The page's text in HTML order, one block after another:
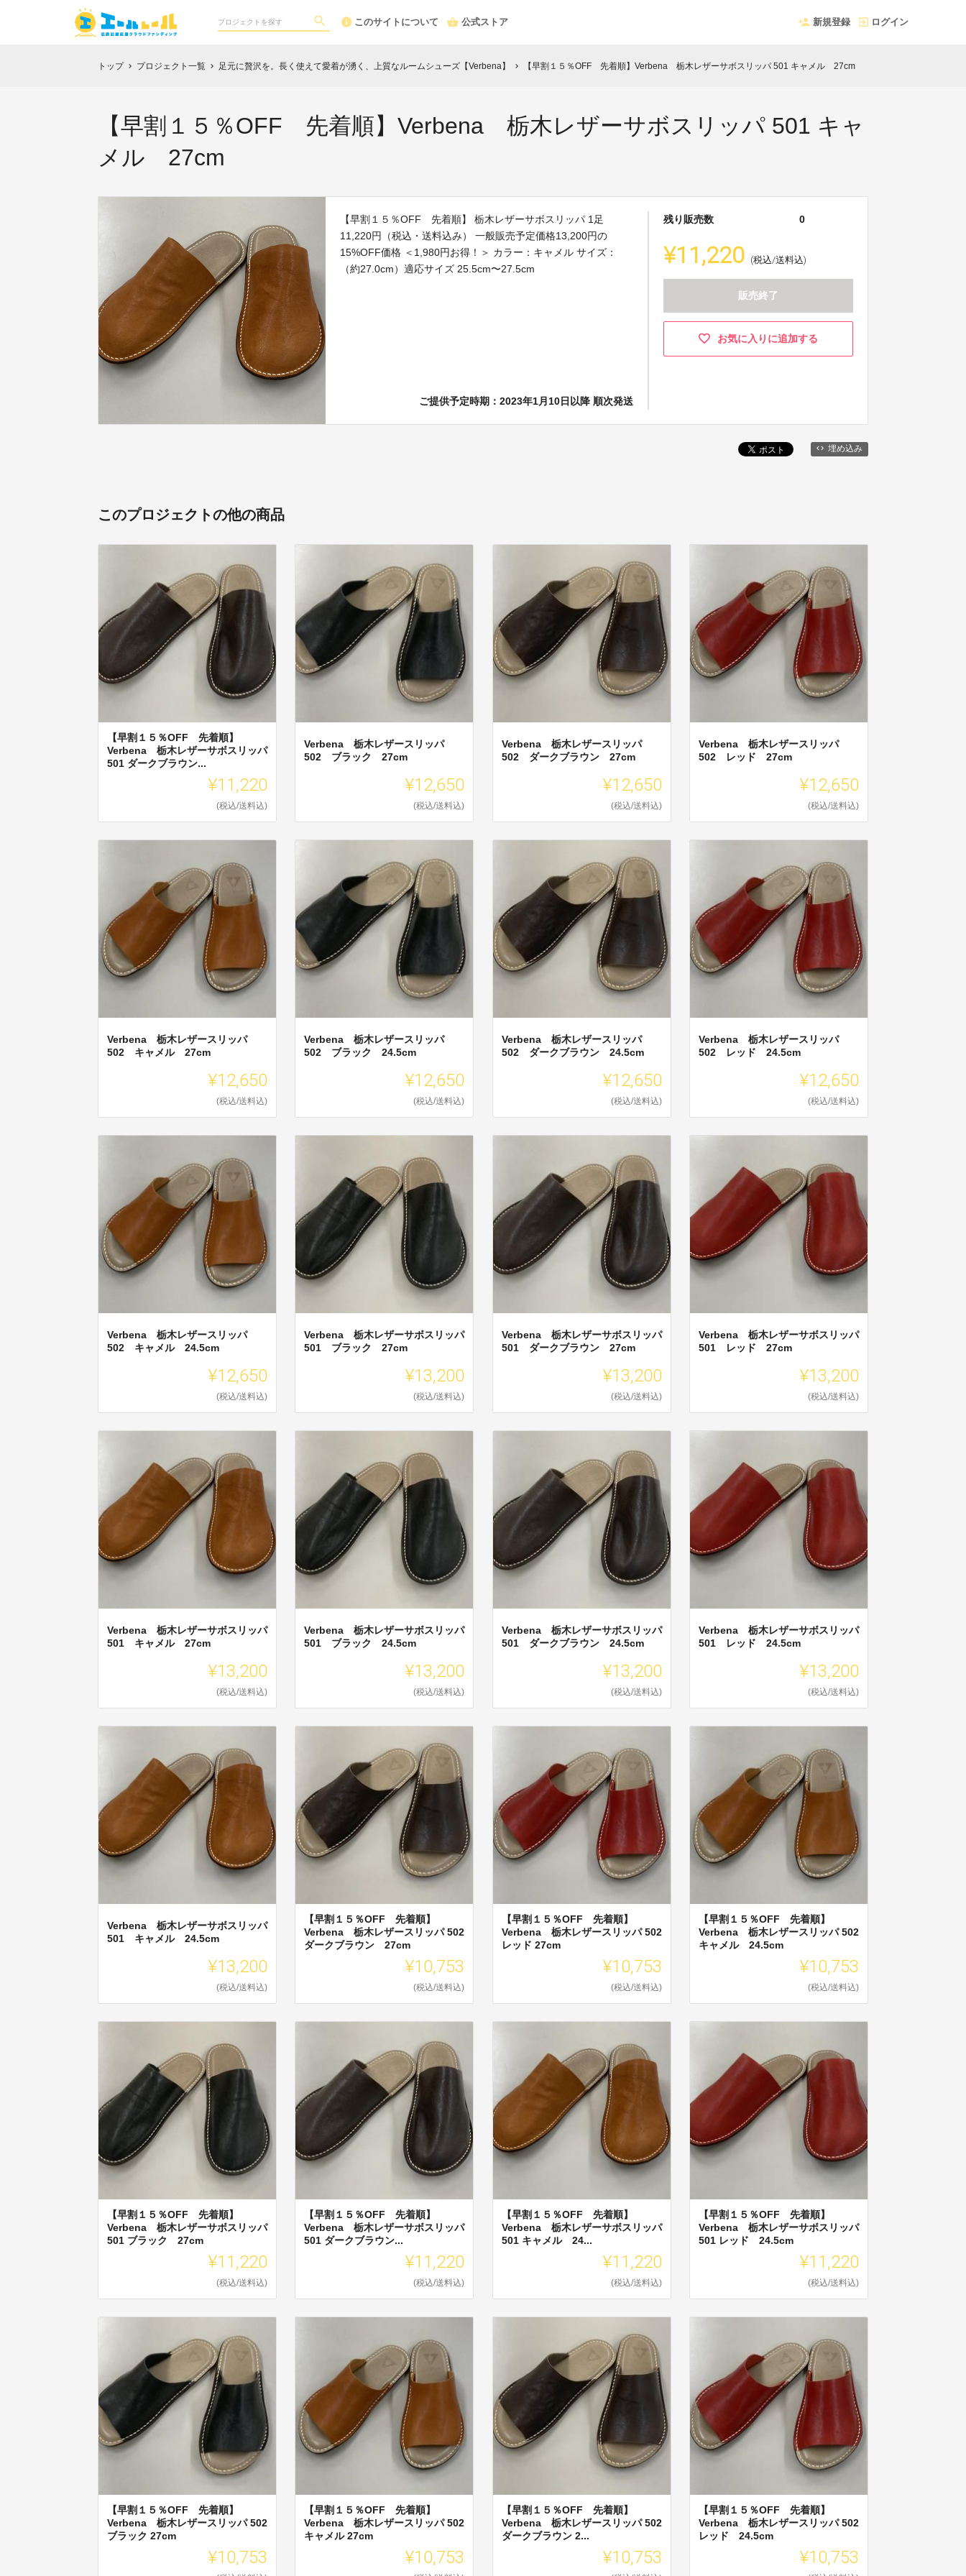
このサイトについて 公式ストア 新規登録 ログイン
トップ chevron_right プロジェクト一覧 chevron_right 足元に贅沢を。長く使えて愛着が湧く、上質なルームシューズ【Verbena】 chevron_right 【早割１５％OFF 先着順】Verbena 栃木レザーサボスリッパ 501 キャメル 27cm
【早割１５％OFF 先着順】Verbena 栃木レザーサボスリッパ 501 キャ
メル 27cm
【早割１５％OFF 先着順】 栃木レザーサボスリッパ 1足
11,220円（税込・送料込み） 一般販売予定価格13,200円の
15%OFF価格 ＜1,980円お得！＞ カラー：キャメル サイズ：
（約27.0cm）適応サイズ 25.5cm〜27.5cm
ご提供予定時期：2023年1月10日以降 順次発送
残り販売数 0
¥11,220 (税込/送料込)
販売終了
お気に入りに追加する
埋め込み
このプロジェクトの他の商品
【早割１５％OFF 先着順】
Verbena 栃木レザーサボスリッパ
501 ダークブラウン...
¥11,220
(税込/送料込)
Verbena 栃木レザースリッパ
502 ブラック 27cm
¥12,650
(税込/送料込)
Verbena 栃木レザースリッパ
502 ダークブラウン 27cm
¥12,650
(税込/送料込)
Verbena 栃木レザースリッパ
502 レッド 27cm
¥12,650
(税込/送料込)
Verbena 栃木レザースリッパ
502 キャメル 27cm
¥12,650
(税込/送料込)
Verbena 栃木レザースリッパ
502 ブラック 24.5cm
¥12,650
(税込/送料込)
Verbena 栃木レザースリッパ
502 ダークブラウン 24.5cm
¥12,650
(税込/送料込)
Verbena 栃木レザースリッパ
502 レッド 24.5cm
¥12,650
(税込/送料込)
Verbena 栃木レザースリッパ
502 キャメル 24.5cm
¥12,650
(税込/送料込)
Verbena 栃木レザーサボスリッパ
501 ブラック 27cm
¥13,200
(税込/送料込)
Verbena 栃木レザーサボスリッパ
501 ダークブラウン 27cm
¥13,200
(税込/送料込)
Verbena 栃木レザーサボスリッパ
501 レッド 27cm
¥13,200
(税込/送料込)
Verbena 栃木レザーサボスリッパ
501 キャメル 27cm
¥13,200
(税込/送料込)
Verbena 栃木レザーサボスリッパ
501 ブラック 24.5cm
¥13,200
(税込/送料込)
Verbena 栃木レザーサボスリッパ
501 ダークブラウン 24.5cm
¥13,200
(税込/送料込)
Verbena 栃木レザーサボスリッパ
501 レッド 24.5cm
¥13,200
(税込/送料込)
Verbena 栃木レザーサボスリッパ
501 キャメル 24.5cm
¥13,200
(税込/送料込)
【早割１５％OFF 先着順】
Verbena 栃木レザースリッパ 502
ダークブラウン 27cm
¥10,753
(税込/送料込)
【早割１５％OFF 先着順】
Verbena 栃木レザースリッパ 502
レッド 27cm
¥10,753
(税込/送料込)
【早割１５％OFF 先着順】
Verbena 栃木レザースリッパ 502
キャメル 24.5cm
¥10,753
(税込/送料込)
【早割１５％OFF 先着順】
Verbena 栃木レザーサボスリッパ
501 ブラック 27cm
¥11,220
(税込/送料込)
【早割１５％OFF 先着順】
Verbena 栃木レザーサボスリッパ
501 ダークブラウン...
¥11,220
(税込/送料込)
【早割１５％OFF 先着順】
Verbena 栃木レザーサボスリッパ
501 キャメル 24...
¥11,220
(税込/送料込)
【早割１５％OFF 先着順】
Verbena 栃木レザーサボスリッパ
501 レッド 24.5cm
¥11,220
(税込/送料込)
【早割１５％OFF 先着順】
Verbena 栃木レザースリッパ 502
ブラック 27cm
¥10,753
【早割１５％OFF 先着順】
Verbena 栃木レザースリッパ 502
キャメル 27cm
¥10,753
【早割１５％OFF 先着順】
Verbena 栃木レザースリッパ 502
ダークブラウン 2...
¥10,753
【早割１５％OFF 先着順】
Verbena 栃木レザースリッパ 502
レッド 24.5cm
¥10,753